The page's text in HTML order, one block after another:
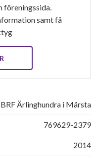
föreningssida.
samt få
Ärlinghundra i Märsta
769629-2379
2014